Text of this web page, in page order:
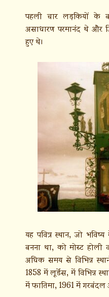
पहली चार लड़कियों के
असाधारण परमानंद थे और
हुए थे।
यह पवित्र स्थान, जो
बनना था, को मोस्ट होली
अधिक समय से विभिन्न
1858 में लूर्डेस, में विभिन्न
में फातिमा, 1961 में